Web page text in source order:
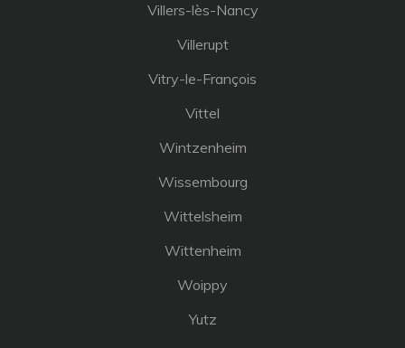
Villers-lès-Nancy
Villerupt
Vitry-le-François
Vittel
Wintzenheim
Wissembourg
Wittelsheim
Wittenheim
Woippy
Yutz